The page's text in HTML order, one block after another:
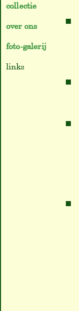
collectie
over ons
foto-galerij
links